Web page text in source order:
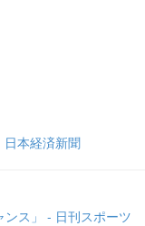
日本経済新聞
ス」 - 日刊スポーツ